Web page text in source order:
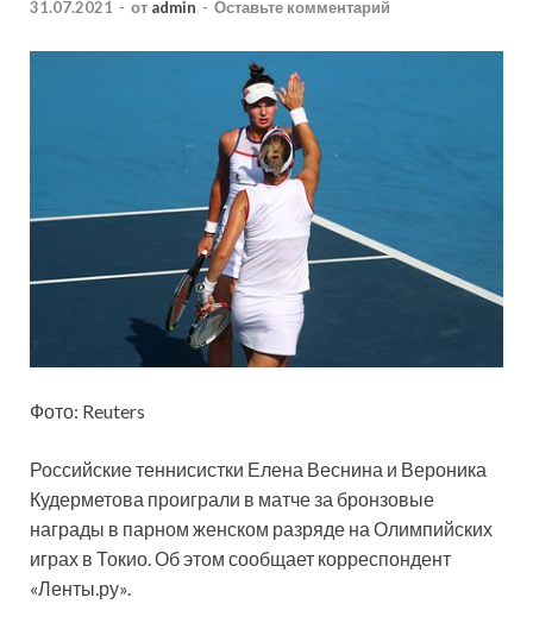
31.07.2021 - от admin - Оставьте комментарий
Фото: Reuters
Российские теннисистки Елена Веснина и Вероника
Кудерметова проиграли в матче за бронзовые
награды в парном женском разряде на Олимпийских
играх в Токио. Об этом сообщает корреспондент
«Ленты.ру».